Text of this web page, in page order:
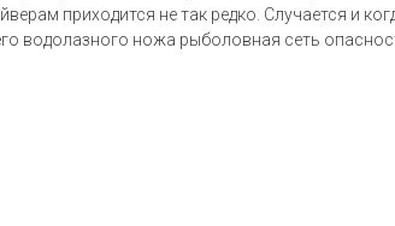
приходится не так редко. Случается и
водолазного ножа рыболовная сеть